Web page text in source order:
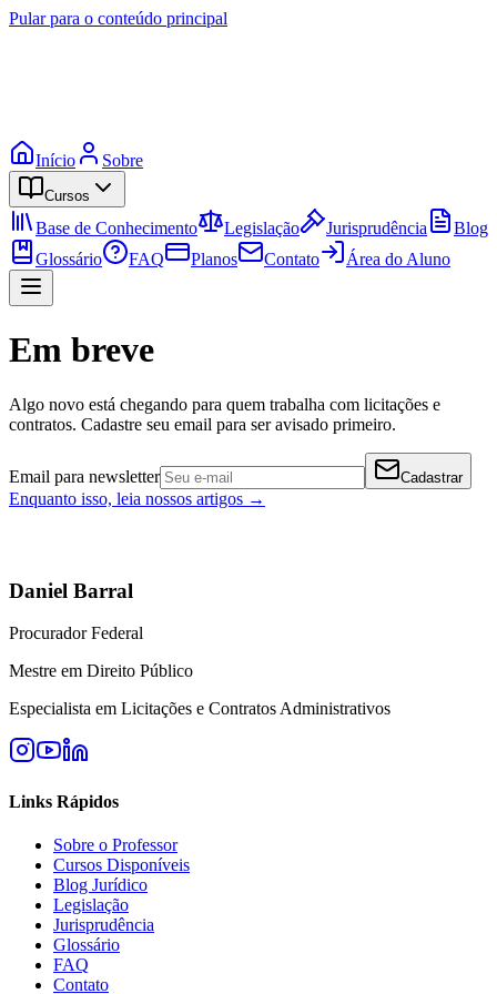
Pular para o conteúdo principal
Início Sobre
Cursos
Base de Conhecimento Legislação Jurisprudência
Blog
Glossário
FAQ Planos Contato Área do Aluno
Em breve
Algo novo está chegando para quem trabalha com licitações e
contratos. Cadastre seu email para ser avisado primeiro.
Email para newsletter Cadastrar
Enquanto isso, leia nossos artigos →
Daniel Barral
Procurador Federal
Mestre em Direito Público
Especialista em Licitações e Contratos Administrativos
Links Rápidos
Sobre o Professor
Cursos Disponíveis
Blog Jurídico
Legislação
Jurisprudência
Glossário
FAQ
Contato